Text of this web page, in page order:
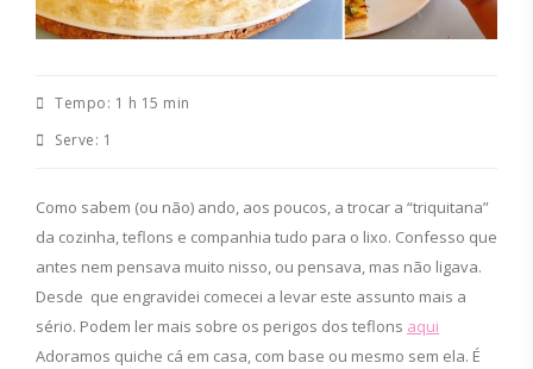
Tempo: 1 h 15 min
Serve: 1
Como sabem (ou não) ando, aos poucos, a trocar a “triquitana”
da cozinha, teflons e companhia tudo para o lixo. Confesso que
antes nem pensava muito nisso, ou pensava, mas não ligava.
Desde que engravidei comecei a levar este assunto mais a
sério. Podem ler mais sobre os perigos dos teflons aqui
Adoramos quiche cá em casa, com base ou mesmo sem ela. É